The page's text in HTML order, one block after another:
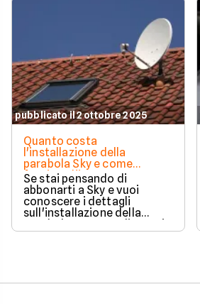
pubblicato il 2 ottobre 2025
Quanto costa
l'installazione della
parabola Sky e come
funziona l'intervento
Se stai pensando di
abbonarti a Sky e vuoi
conoscere i dettagli
sull'installazione della
parabola, ecco quali sono i
costi associati